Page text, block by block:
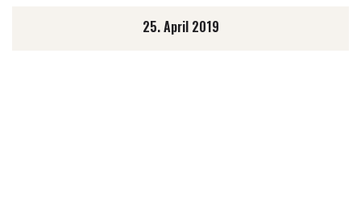
25. April 2019